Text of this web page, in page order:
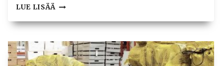
LUE LISÄÄ TESTI
CRACKER
PALASTELIJA